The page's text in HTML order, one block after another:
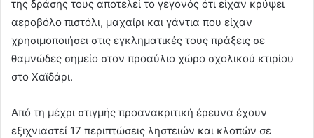
της δράσης τους αποτελεί το γεγονός ότι είχαν κρύψει
αεροβόλο πιστόλι, μαχαίρι και γάντια που είχαν
χρησιμοποιήσει στις εγκληματικές τους πράξεις σε
θαμνώδες σημείο στον προαύλιο χώρο σχολικού κτιρίου
στο Χαϊδάρι.
Από τη μέχρι στιγμής προανακριτική έρευνα έχουν
εξιχνιαστεί 17 περιπτώσεις ληστειών και κλοπών σε